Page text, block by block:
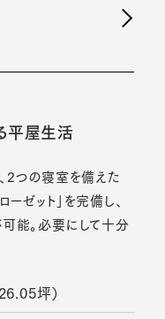
平屋生活
2つの寝室を備えた
ゼット」を完備し、
能。必要にして十分
坪）